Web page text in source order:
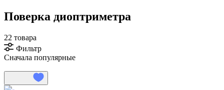
Поверка диоптриметра
22 товара
Фильтр
Сначала популярные